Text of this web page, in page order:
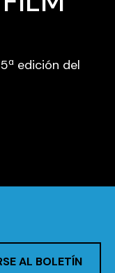
edición del
AL BOLETÍN